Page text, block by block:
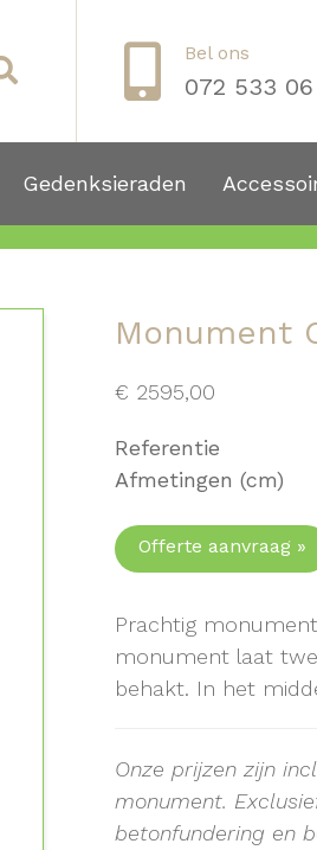
Bel ons
072 533 06
Gedenksieraden
Monument
€ 2595,00
Referentie
Afmetingen (cm)
Offerte aanvraag »
Prachtig
monument laat
behakt. In het
Onze prijzen zijn
monument.
betonfundering en